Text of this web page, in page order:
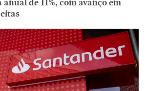
de 11%, com avanço em